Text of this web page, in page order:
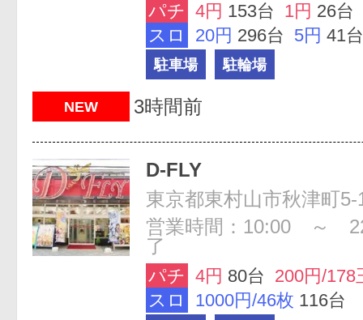
パチ 4円 153台 1円 26台
スロ
20円 296台 5円 41台
駐車場 駐輪場
NEW 3時間前
D-FLY
東京都東村山市秋津町5-
営業時間：10:00 ～
了
パチ 4円 80台 200円/178
スロ
1000円/46枚 116台